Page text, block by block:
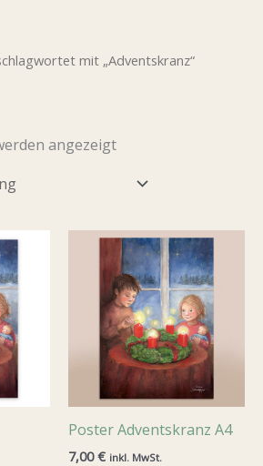
mit „Adventskranz“
angezeigt
Poster Adventskranz A4
7,00€ inkl. MwSt.